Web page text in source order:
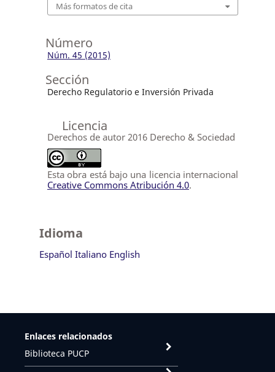
Más formatos de cita
Número
Núm. 45 (2015)
Sección
Derecho Regulatorio e Inversión Privada
Licencia
Derechos de autor 2016 Derecho & Sociedad
Esta obra está bajo una licencia internacional
Creative Commons Atribución 4.0.
Idioma
Español Italiano English
Enlaces relacionados
Biblioteca PUCP